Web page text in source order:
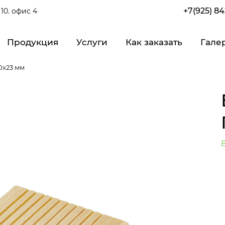
офис 4 +7(925)
Продукция Услуги Как заказать
мм